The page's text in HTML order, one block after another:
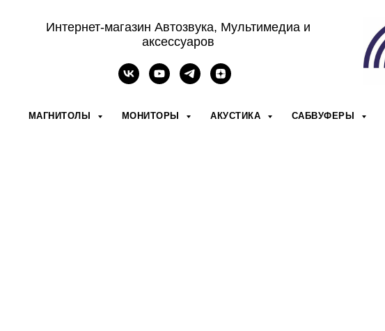
Интернет-магазин Автозвука, Мультимедиа и
аксессуаров
МАГНИТОЛЫ МОНИТОРЫ АКУСТИКА САБВУФЕРЫ